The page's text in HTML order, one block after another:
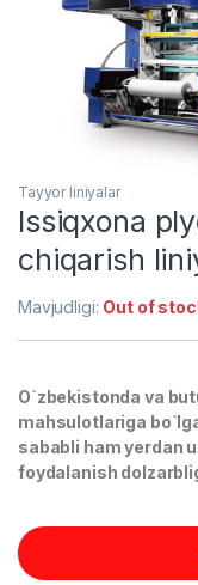
Tayyor liniyalar
Issiqxona
chiqarish
Mavjudligi: Out of
O`zbekistonda va
mahsulotlariga
sababli ham yerdan
foydalanish